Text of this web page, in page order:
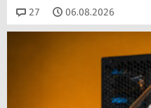
27 Kommentare
06.08.2026